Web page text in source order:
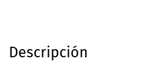
Descripción